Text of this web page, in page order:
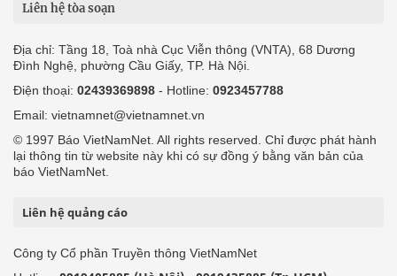
Liên hệ tòa soạn
Địa chỉ: Tầng 18, Toà nhà Cục Viễn thông (VNTA), 68 Dương
Đình Nghệ, phường Cầu Giấy, TP. Hà Nội.
Điện thoại: 02439369898 - Hotline: 0923457788
Email: vietnamnet@vietnamnet.vn
© 1997 Báo VietNamNet. All rights reserved. Chỉ được phát hành
lại thông tin từ website này khi có sự đồng ý bằng văn bản của
báo VietNamNet.
Liên hệ quảng cáo
Công ty Cổ phần Truyền thông VietNamNet